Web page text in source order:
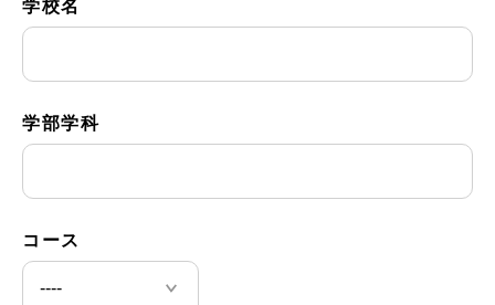
学校名
学部学科
コース